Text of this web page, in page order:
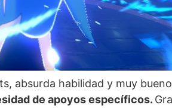
absurda habilidad y muy
de apoyos específicos.